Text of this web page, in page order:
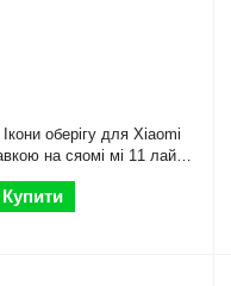
оберігу для Xiaomi
на сяомі мі 11 лайт
Купити